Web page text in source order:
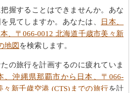
握することはできませんか。あな
見てしますか。あなたは、
日本、
、〒066-0012 北海道千歳市美々新
地図を検索します。
の旅行を計画するのに疲れていま
、沖縄県那覇市から日本、〒066-
々新千歳空港 (CTS)までの旅行を計